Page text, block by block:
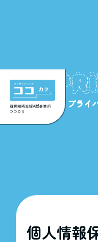
就労継続支援A型事業所
ココカラ
プライ
個人情報